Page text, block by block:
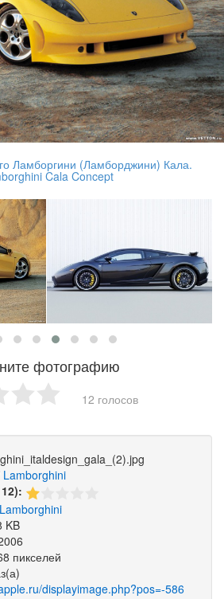
Ламборгини (Ламборджини) Кала.
Cala Concept
фотографию
12 голосов
Lamborghini
Lamborghini
KB
пикселей
displayimage.php?pos=-586